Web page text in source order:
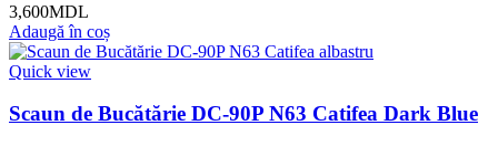
3,600MDL
Adaugă în coș
Quick view
Scaun de Bucătărie DC-90P N63 Catifea Dark Blue